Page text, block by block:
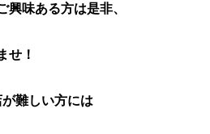
興味ある方は是非、
せ！
難しい方には